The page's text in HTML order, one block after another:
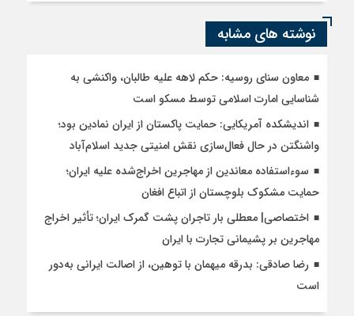
نوشته های مشابه
معاون سنای روسیه: حکم لاهه علیه طالبان، واکنشی به
شناسایی امارت اسلامی توسط مسکو است
اندیشکده آمریکایی: حمایت پاکستان از ایران نمادین بود؛
واشنگتن در حال فعال‌سازی نقش امنیتی جدید اسلام‌آباد
سوءاستفاده معاندین از مهاجرین اخراج‌شده علیه ایران؛
حمایت مشکوک بلوچستان از اتباع افغان
اختصاصی| معطلی بار تاجران پشت گمرک ایران؛ تأثیر اخراج
مهاجرین بر پشیمانی تجارت با ایران
رضا صادقی: بدرقه میهمان با توهین، از اصالت ایرانی به‌دور
است